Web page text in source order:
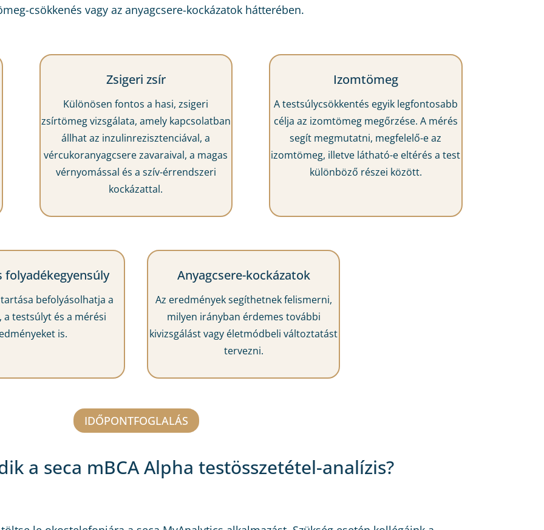
csökkenés vagy az anyagcsere-kockázatok hátterében.
Zsigeri zsír
Különösen fontos a hasi, zsigeri
zsírtömeg vizsgálata, amely kapcsolatban
állhat az inzulinrezisztenciával, a
vércukoranyagcsere zavaraival, a magas
vérnyomással és a szív-érrendszeri
kockázattal.
Izomtömeg
A testsúlycsökkentés egyik legfontosabb
célja az izomtömeg megőrzése. A mérés
segít megmutatni, megfelelő-e az
izomtömeg, illetve látható-e eltérés a test
különböző részei között.
folyadékegyensúly
befolyásolhatja a
a testsúlyt és a mérési
is.
Anyagcsere-kockázatok
Az eredmények segíthetnek felismerni,
milyen irányban érdemes további
kivizsgálást vagy életmódbeli változtatást
tervezni.
IDŐPONTFOGLALÁS
a seca mBCA Alpha testösszetétel-analízis?